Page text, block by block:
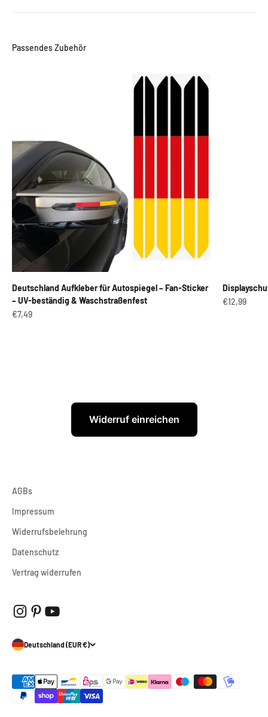
Passendes Zubehör
Deutschland Aufkleber für Autospiegel – Fan-Sticker
– UV-beständig & Waschstraßenfest
Angebot
€7,49
Angebot
€12,99
Widerruf einreichen
AGBs
Impressum
Widerrufsbelehrung
Datenschutz
Vertrag widerrufen
Deutschland (EUR €)